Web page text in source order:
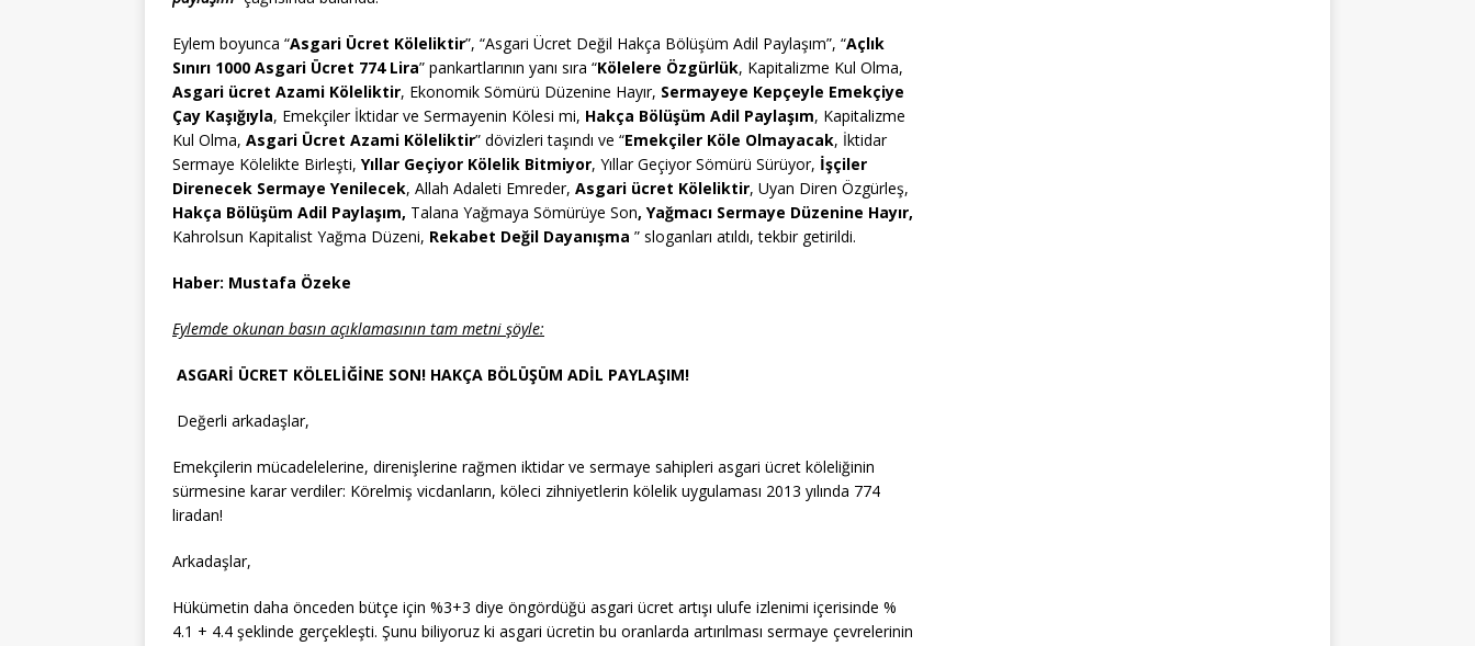
Eylem boyunca “Asgari Ücret Köleliktir”, “Asgari Ücret Değil Hakça Bölüşüm Adil Paylaşım”, “Açlık
Sınırı 1000 Asgari Ücret 774 Lira” pankartlarının yanı sıra “Kölelere Özgürlük, Kapitalizme Kul Olma,
Asgari ücret Azami Köleliktir, Ekonomik Sömürü Düzenine Hayır, Sermayeye Kepçeyle Emekçiye
Çay Kaşığıyla, Emekçiler İktidar ve Sermayenin Kölesi mi, Hakça Bölüşüm Adil Paylaşım, Kapitalizme
Kul Olma, Asgari Ücret Azami Köleliktir” dövizleri taşındı ve “Emekçiler Köle Olmayacak, İktidar
Sermaye Kölelikte Birleşti, Yıllar Geçiyor Kölelik Bitmiyor, Yıllar Geçiyor Sömürü Sürüyor, İşçiler
Direnecek Sermaye Yenilecek, Allah Adaleti Emreder, Asgari ücret Köleliktir, Uyan Diren Özgürleş,
Hakça Bölüşüm Adil Paylaşım, Talana Yağmaya Sömürüye Son, Yağmacı Sermaye Düzenine Hayır,
Kahrolsun Kapitalist Yağma Düzeni, Rekabet Değil Dayanışma ” sloganları atıldı, tekbir getirildi.
Haber: Mustafa Özeke
Eylemde okunan basın açıklamasının tam metni şöyle:
ASGARİ ÜCRET KÖLELİĞİNE SON! HAKÇA BÖLÜŞÜM ADİL PAYLAŞIM!
Değerli arkadaşlar,
Emekçilerin mücadelelerine, direnişlerine rağmen iktidar ve sermaye sahipleri asgari ücret köleliğinin
sürmesine karar verdiler: Körelmiş vicdanların, köleci zihniyetlerin kölelik uygulaması 2013 yılında 774
liradan!
Arkadaşlar,
Hükümetin daha önceden bütçe için %3+3 diye öngördüğü asgari ücret artışı ulufe izlenimi içerisinde %
4.1 + 4.4 şeklinde gerçekleşti. Şunu biliyoruz ki asgari ücretin bu oranlarda artırılması sermaye çevrelerinin